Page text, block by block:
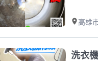
高雄
洗衣